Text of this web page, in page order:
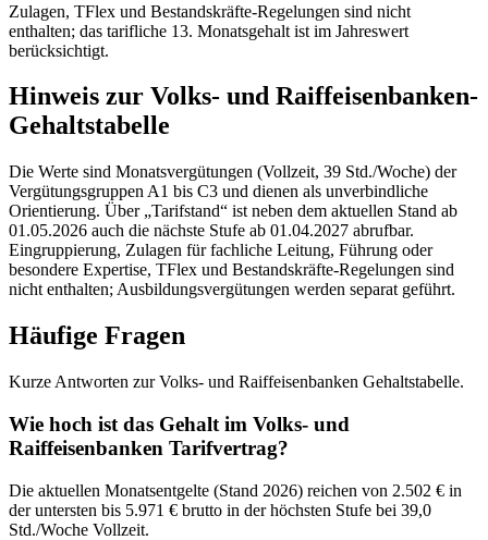
Zulagen, TFlex und Bestandskräfte-Regelungen sind nicht
enthalten; das tarifliche 13. Monatsgehalt ist im Jahreswert
berücksichtigt.
Hinweis zur Volks- und Raiffeisenbanken-
Gehaltstabelle
Die Werte sind Monatsvergütungen (Vollzeit, 39 Std./Woche) der
Vergütungsgruppen A1 bis C3 und dienen als unverbindliche
Orientierung. Über „Tarifstand“ ist neben dem aktuellen Stand ab
01.05.2026 auch die nächste Stufe ab 01.04.2027 abrufbar.
Eingruppierung, Zulagen für fachliche Leitung, Führung oder
besondere Expertise, TFlex und Bestandskräfte-Regelungen sind
nicht enthalten; Ausbildungsvergütungen werden separat geführt.
Häufige Fragen
Kurze Antworten zur Volks- und Raiffeisenbanken Gehaltstabelle.
Wie hoch ist das Gehalt im Volks- und
Raiffeisenbanken Tarifvertrag?
Die aktuellen Monatsentgelte (Stand 2026) reichen von 2.502 € in
der untersten bis 5.971 € brutto in der höchsten Stufe bei 39,0
Std./Woche Vollzeit.